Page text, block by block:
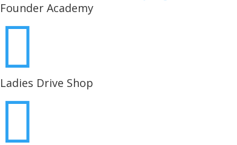
Founder Academy

Ladies Drive Shop
